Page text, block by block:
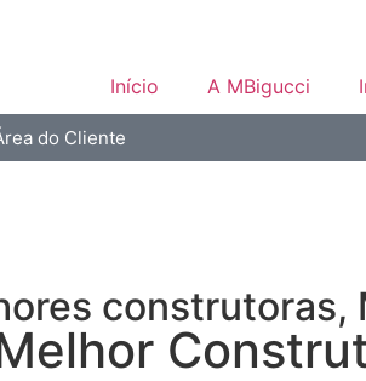
Início A MBigucci
do Cliente
construtoras,